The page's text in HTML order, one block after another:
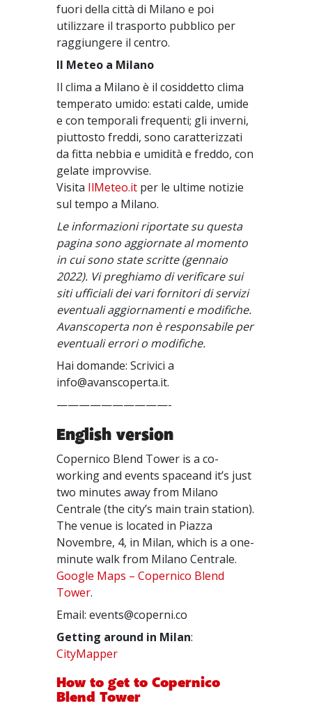
fuori della città di Milano e poi
utilizzare il trasporto pubblico per
raggiungere il centro.
Il Meteo a Milano
Il clima a Milano è il cosiddetto clima
temperato umido: estati calde, umide
e con temporali frequenti; gli inverni,
piuttosto freddi, sono caratterizzati
da fitta nebbia e umidità e freddo, con
gelate improvvise.
Visita IlMeteo.it per le ultime notizie
sul tempo a Milano.
Le informazioni riportate su questa
pagina sono aggiornate al momento
in cui sono state scritte (gennaio
2022). Vi preghiamo di verificare sui
siti ufficiali dei vari fornitori di servizi
eventuali aggiornamenti e modifiche.
Avanscoperta non è responsabile per
eventuali errori o modifiche.
Hai domande: Scrivici a
info@avanscoperta.it.
——————————-
English version
Copernico Blend Tower is a co-
working and events spaceand it’s just
two minutes away from Milano
Centrale (the city’s main train station).
The venue is located in Piazza
Novembre, 4, in Milan, which is a one-
minute walk from Milano Centrale.
Google Maps – Copernico Blend
Tower.
Email: events@coperni.co
Getting around in Milan:
CityMapper
How to get to Copernico
Blend Tower